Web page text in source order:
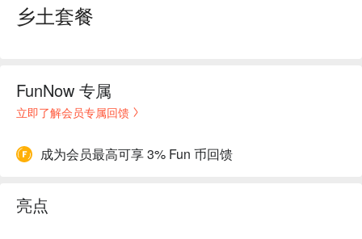
乡土套餐
FunNow 专属
立即了解会员专属回馈
成为会员最高可享 3% Fun 币回馈
亮点